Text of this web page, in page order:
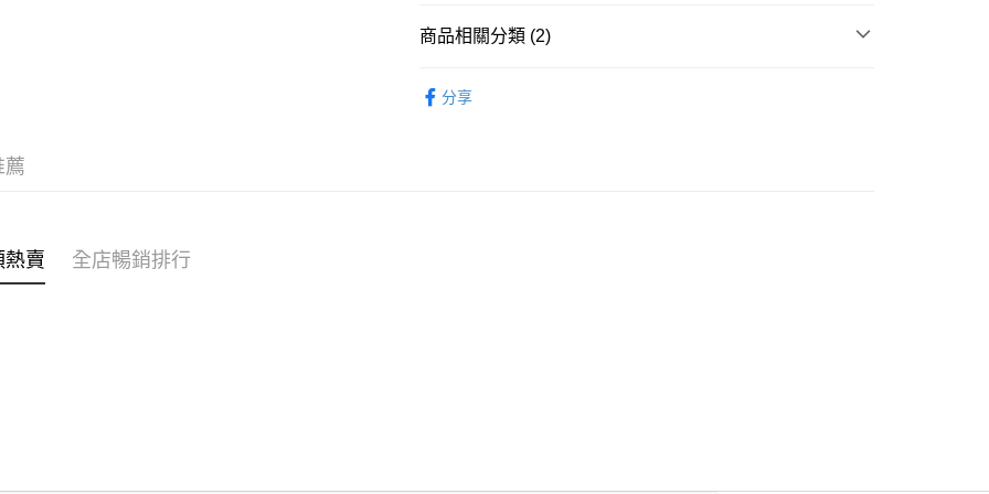
WeChat Pay
送貨方式
商品相關分類 (2)
分享
薦
賣 全店暢銷排行